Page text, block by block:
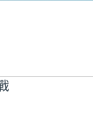
十四集︰新的